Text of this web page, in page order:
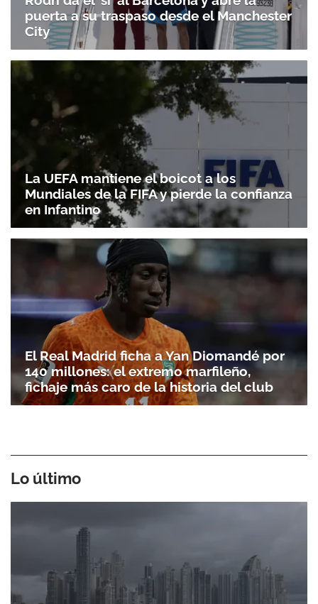
puerta a su traspaso desde el Manchester
City
La UEFA mantiene el boicot a los
Mundiales de la FIFA y pierde la confianza
en Infantino
El Real Madrid ficha a Yan Diomandé por
140 millones: el extremo marfileño,
fichaje más caro de la historia del club
Lo último